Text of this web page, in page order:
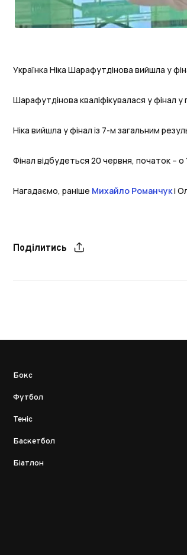
Українка Ніка Шарафутдінова вийшла у
Шарафутдінова кваліфікувалася у фінал у
Ніка вийшла у фінал із 7-м загальним
Фінал відбудеться 20 червня, початок – о
Нагадаємо, раніше Михайло Романчукі
Поділитись
Бокс
Футбол
Теніс
Баскетбол
Біатлон